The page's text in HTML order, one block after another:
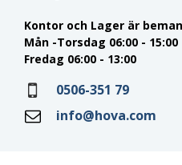
Kontor och Lager är
Mån -Torsdag 06:00 - 15:00
Fredag 06:00 - 13:00
0506-351 79
info@hova.com